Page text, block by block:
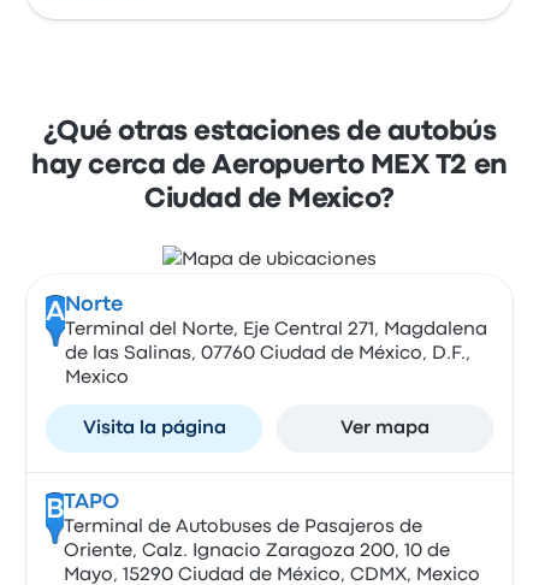
¿Qué otras estaciones de autobús
hay cerca de Aeropuerto MEX T2 en
Ciudad de Mexico?
A Norte
Terminal del Norte, Eje Central 271, Magdalena
de las Salinas, 07760 Ciudad de México, D.F.,
Mexico
Visita la página Ver mapa
B TAPO
Terminal de Autobuses de Pasajeros de
Oriente, Calz. Ignacio Zaragoza 200, 10 de
Mayo, 15290 Ciudad de México, CDMX, Mexico